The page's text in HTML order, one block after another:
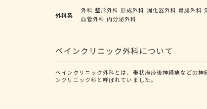
外科系
外科 整形外科 形成外科 消化器外科 胃腸外科
血管外科 内分泌外科
ペインクリニック外科について
ペインクリニック外科とは、帯状疱疹後神経痛などの
ンクリニック科と呼ばれていました。